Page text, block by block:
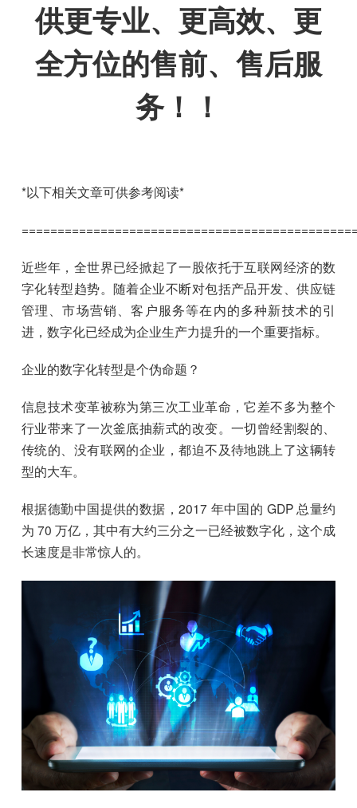
供更专业、更高效、更
全方位的售前、售后服
务！！
*以下相关文章可供参考阅读*
近些年，全世界已经掀起了一股依托于互联网经济的数
字化转型趋势。随着企业不断对包括产品开发、供应链
管理、市场营销、客户服务等在内的多种新技术的引
进，数字化已经成为企业生产力提升的一个重要指标。
企业的数字化转型是个伪命题？
信息技术变革被称为第三次工业革命，它差不多为整个
行业带来了一次釜底抽薪式的改变。一切曾经割裂的、
传统的、没有联网的企业，都迫不及待地跳上了这辆转
型的大车。
根据德勤中国提供的数据，2017 年中国的 GDP 总量约
为 70 万亿，其中有大约三分之一已经被数字化，这个成
长速度是非常惊人的。